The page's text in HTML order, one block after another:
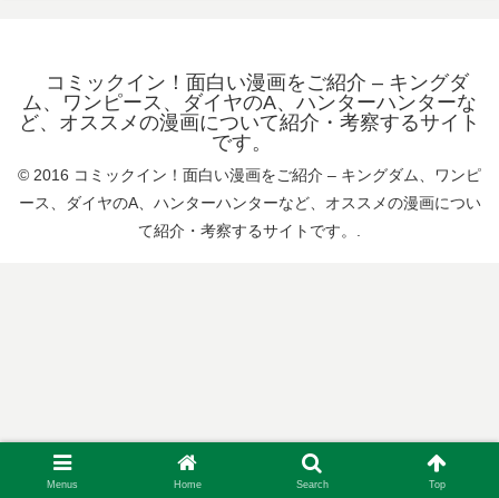
コミックイン！面白い漫画をご紹介 – キングダ
ム、ワンピース、ダイヤのA、ハンターハンターな
ど、オススメの漫画について紹介・考察するサイト
です。
© 2016 コミックイン！面白い漫画をご紹介 – キングダム、ワンピ
ース、ダイヤのA、ハンターハンターなど、オススメの漫画につい
て紹介・考察するサイトです。.
Menus Home Search Top